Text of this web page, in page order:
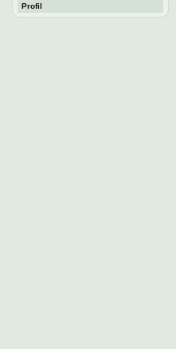
Profil